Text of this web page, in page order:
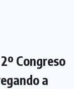
Congreso
a